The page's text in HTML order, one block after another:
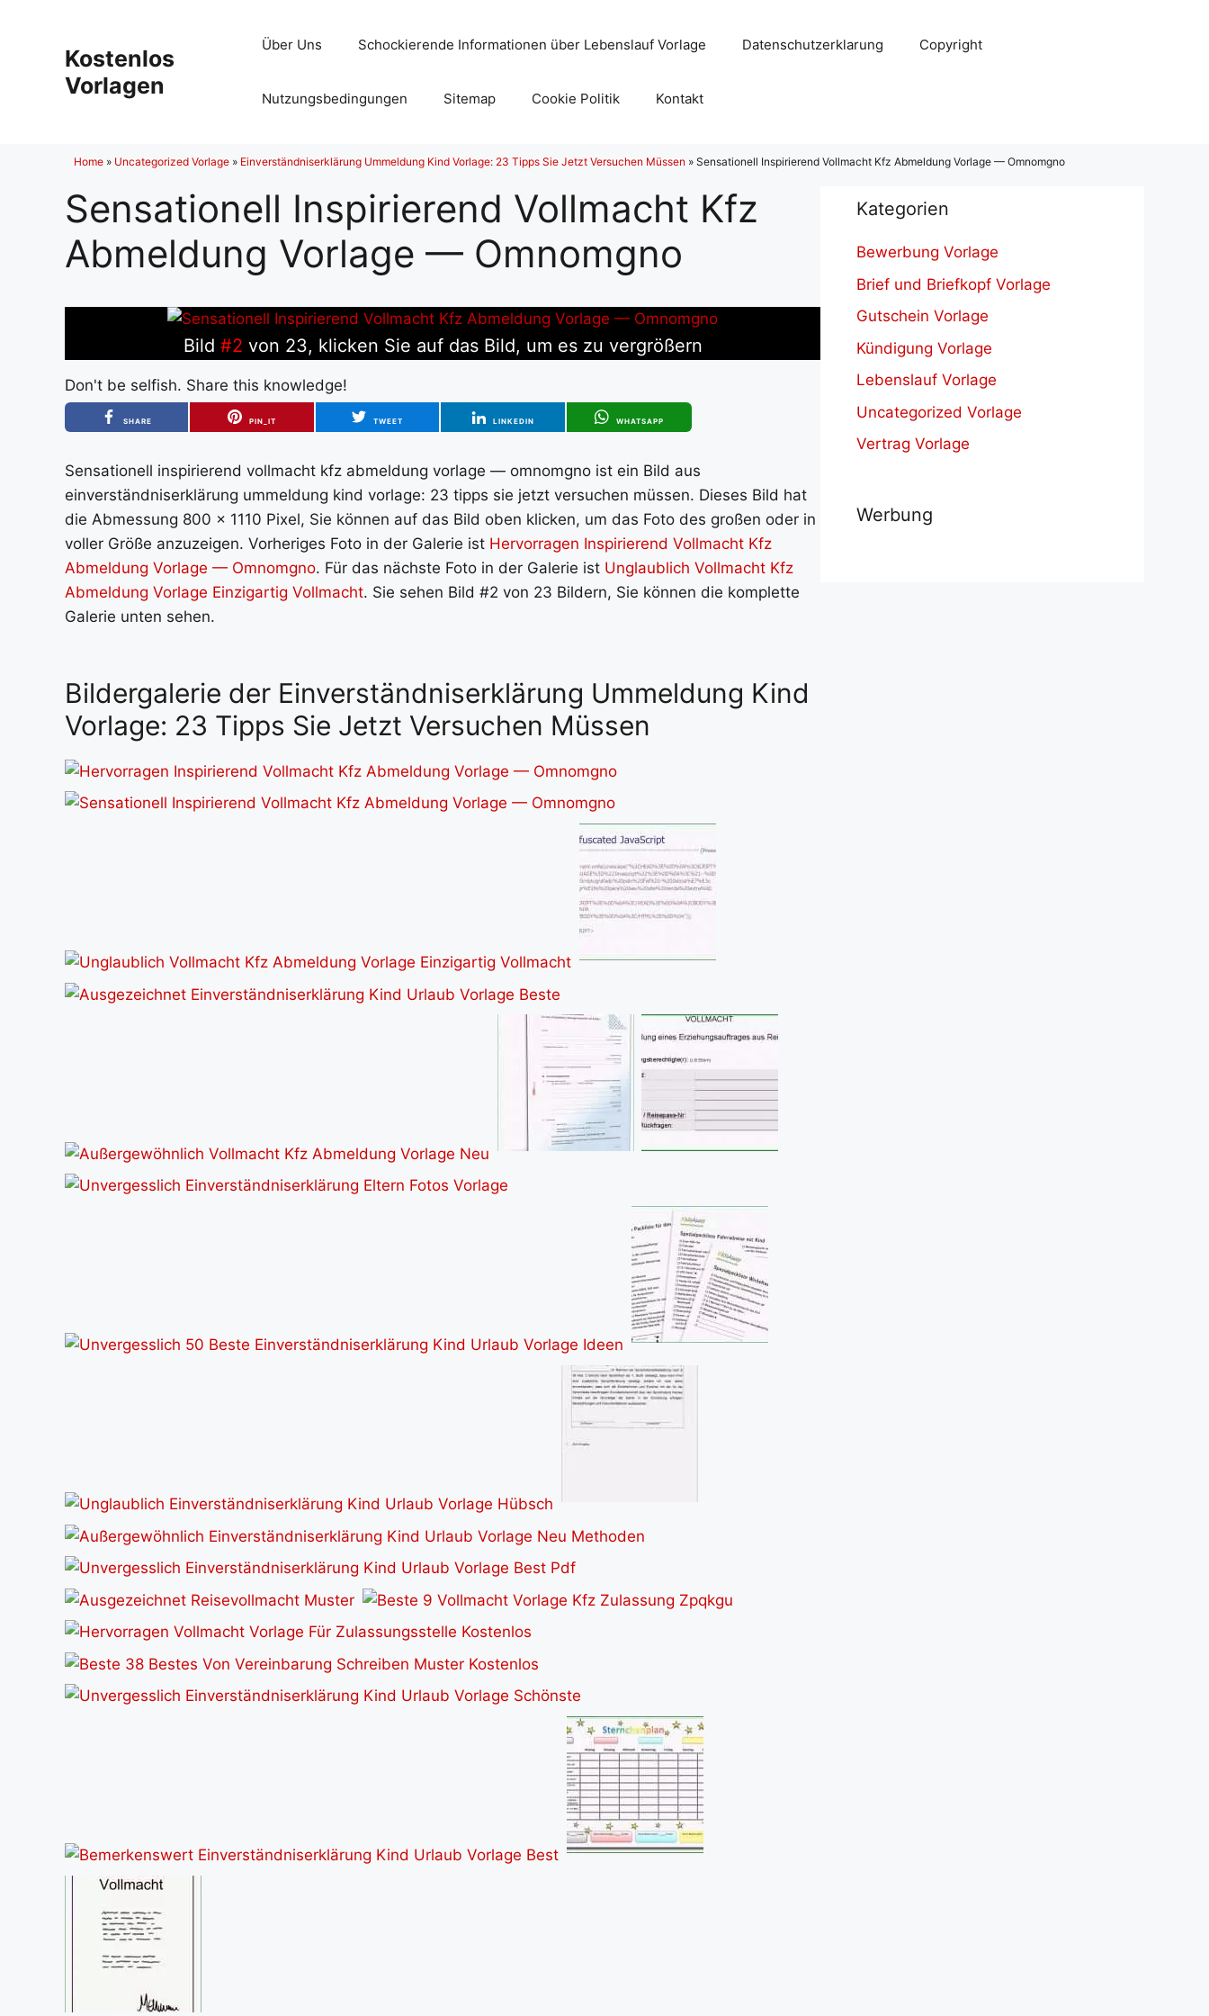
Kostenlos
Vorlagen
Über Uns Schockierende Informationen über Lebenslauf Vorlage Datenschutzerklarung Copyright
Nutzungsbedingungen Sitemap Cookie Politik Kontakt
Home » Uncategorized Vorlage » Einverständniserklärung Ummeldung Kind Vorlage: 23 Tipps Sie Jetzt Versuchen Müssen » Sensationell Inspirierend Vollmacht Kfz Abmeldung Vorlage — Omnomgno
Sensationell Inspirierend Vollmacht Kfz
Abmeldung Vorlage — Omnomgno
Bild #2 von 23, klicken Sie auf das Bild, um es zu vergrößern
Don't be selfish. Share this knowledge!
SHARE PIN_IT TWEET LINKEDIN WHATSAPP
Sensationell inspirierend vollmacht kfz abmeldung vorlage — omnomgno ist ein Bild aus
einverständniserklärung ummeldung kind vorlage: 23 tipps sie jetzt versuchen müssen. Dieses Bild hat
die Abmessung 800 x 1110 Pixel, Sie können auf das Bild oben klicken, um das Foto des großen oder in
voller Größe anzuzeigen. Vorheriges Foto in der Galerie ist Hervorragen Inspirierend Vollmacht Kfz
Abmeldung Vorlage — Omnomgno. Für das nächste Foto in der Galerie ist Unglaublich Vollmacht Kfz
Abmeldung Vorlage Einzigartig Vollmacht. Sie sehen Bild #2 von 23 Bildern, Sie können die komplette
Galerie unten sehen.
Bildergalerie der Einverständniserklärung Ummeldung Kind
Vorlage: 23 Tipps Sie Jetzt Versuchen Müssen
Kategorien
Bewerbung Vorlage
Brief und Briefkopf Vorlage
Gutschein Vorlage
Kündigung Vorlage
Lebenslauf Vorlage
Uncategorized Vorlage
Vertrag Vorlage
Werbung